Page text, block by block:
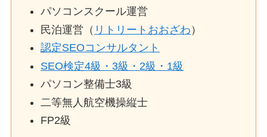
パソコンスクール運営
民泊運営（ リトリートおおざわ ）
認定SEOコンサルタント
SEO検定4級・3級・2級・1級
パソコン整備士3級
二等無人航空機操縦士
FP2級